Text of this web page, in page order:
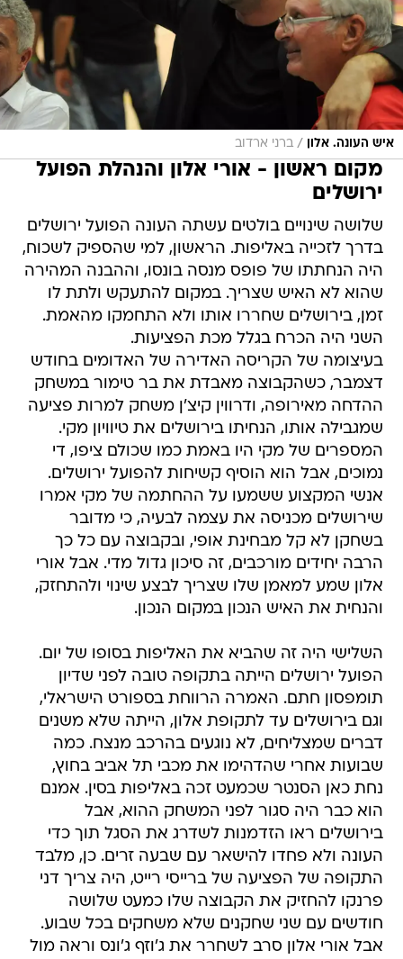
איש העונה. אלון / ברני ארדוב
מקום ראשון - אורי אלון והנהלת הפועל
ירושלים
שלושה שינויים בולטים עשתה העונה הפועל ירושלים
בדרך לזכייה באליפות. הראשון, למי שהספיק לשכוח,
היה הנחתתו של פופס מנסה בונסו, וההבנה המהירה
שהוא לא האיש שצריך. במקום להתעקש ולתת לו
זמן, בירושלים שחררו אותו ולא התחמקו מהאמת.
השני היה הכרח בגלל מכת הפציעות.
בעיצומה של הקריסה האדירה של האדומים בחודש
דצמבר, כשהקבוצה מאבדת את בר טימור במשחק
ההדחה מאירופה, ודרווין קיצ'ן משחק למרות פציעה
שמגבילה אותו, הנחיתו בירושלים את טיוויון מקי.
המספרים של מקי היו באמת כמו שכולם ציפו, די
נמוכים, אבל הוא הוסיף קשיחות להפועל ירושלים.
אנשי המקצוע ששמעו על ההחתמה של מקי אמרו
שירושלים מכניסה את עצמה לבעיה, כי מדובר
בשחקן לא קל מבחינת אופי, ובקבוצה עם כל כך
הרבה יחידים מורכבים, זה סיכון גדול מדי. אבל אורי
אלון שמע למאמן שלו שצריך לבצע שינוי ולהתחזק,
והנחית את האיש הנכון במקום הנכון.
השלישי היה זה שהביא את האליפות בסופו של יום.
הפועל ירושלים הייתה בתקופה טובה לפני שדיון
תומפסון חתם. האמרה הרווחת בספורט הישראלי,
וגם בירושלים עד לתקופת אלון, הייתה שלא משנים
דברים שמצליחים, לא נוגעים בהרכב מנצח. כמה
שבועות אחרי שהדהימו את מכבי תל אביב בחוץ,
נחת כאן הסנטר שכמעט זכה באליפות בסין. אמנם
הוא כבר היה סגור לפני המשחק ההוא, אבל
בירושלים ראו הזדמנות לשדרג את הסגל תוך כדי
העונה ולא פחדו להישאר עם שבעה זרים. כן, מלבד
התקופה של הפציעה של ברייסי רייט, היה צריך דני
פרנקו להחזיק את הקבוצה שלו כמעט שלושה
חודשים עם שני שחקנים שלא משחקים בכל שבוע.
אבל אורי אלון סרב לשחרר את ג'וזף ג'ונס וראה מול